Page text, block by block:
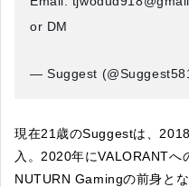
or DM
— Suggest
現在21歳のSuggestは、
入。2020年にVALORANTへ
NUTURN Gamingの前身と